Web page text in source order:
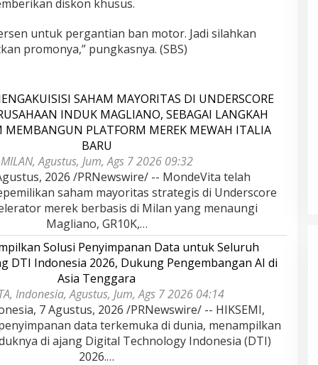
diskon khusus.
untuk pergantian ban motor. Jadi silahkan
promonya,” pungkasnya. (SBS)
SAHAM MAYORITAS DI UNDERSCORE
INDUK MAGLIANO, SEBAGAI LANGKAH
MEMBANGUN PLATFORM MEREK MEWAH ITALIA
BARU
MILAN, Agustus, Jum, Ags 7 2026 09:32
2026 /PRNewswire/ -- MondeVita telah
saham mayoritas strategis di Underscore
merek berbasis di Milan yang menaungi
Magliano, GR10K,…
Solusi Penyimpanan Data untuk Seluruh
DTI Indonesia 2026, Dukung Pengembangan AI di
Asia Tenggara
Indonesia, Agustus, Jum, Ags 7 2026 04:14
7 Agustus, 2026 /PRNewswire/ -- HIKSEMI,
data terkemuka di dunia, menampilkan
di ajang Digital Technology Indonesia (DTI)
2026.…
Dampak
Haris Disebut
Pelaminan Pengantin dan Baju
Adat Melayu Jambi, Refleksi